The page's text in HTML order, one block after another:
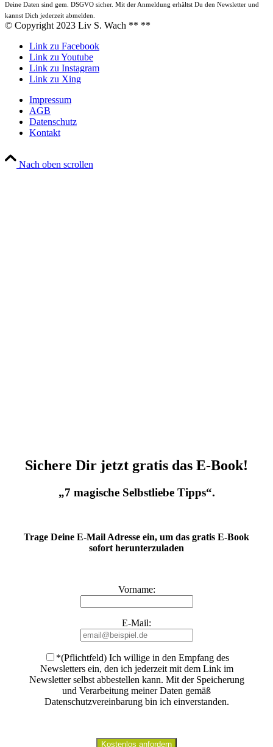
Deine Daten sind gem. DSGVO sicher. Mit der Anmeldung erhältst Du den Newsletter und
kannst Dich jederzeit abmelden.
© Copyright 2023 Liv S. Wach ** **
Link zu Facebook
Link zu Youtube
Link zu Instagram
Link zu Xing
Impressum
AGB
Datenschutz
Kontakt
Nach oben scrollen
Sichere Dir jetzt gratis das E-Book!
„7 magische Selbstliebe Tipps“.
Trage Deine E-Mail Adresse ein, um das gratis E-Book
sofort herunterzuladen
Vorname:
E-Mail:
*(Pflichtfeld) Ich willige in den Empfang des
Newsletters ein, den ich jederzeit mit dem Link im
Newsletter selbst abbestellen kann. Mit der Speicherung
und Verarbeitung meiner Daten gemäß
Datenschutzvereinbarung bin ich einverstanden.